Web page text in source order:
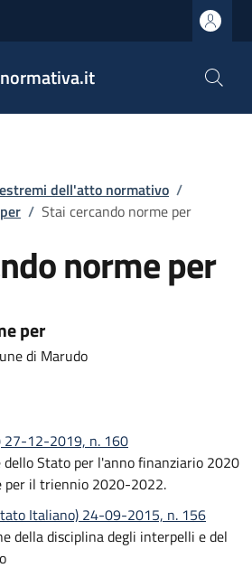
dell'atto normativo /
/ Stai cercando norme per
norme per
per
di Marudo
27-12-2019, n. 160
Stato per l'anno finanziario 2020
per il triennio 2020-2022.
Italiano) 24-09-2015, n. 156
della disciplina degli interpelli e del